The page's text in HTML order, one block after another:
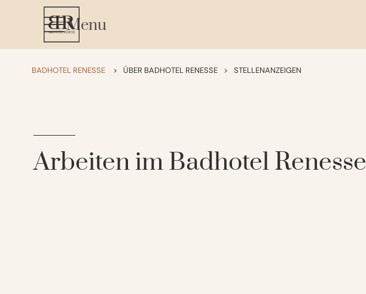
Menu
BADHOTEL RENESSE > ÜBER BADHOTEL RENESSE > STELLENANZEIGEN
Arbeiten im Badhotel Renesse